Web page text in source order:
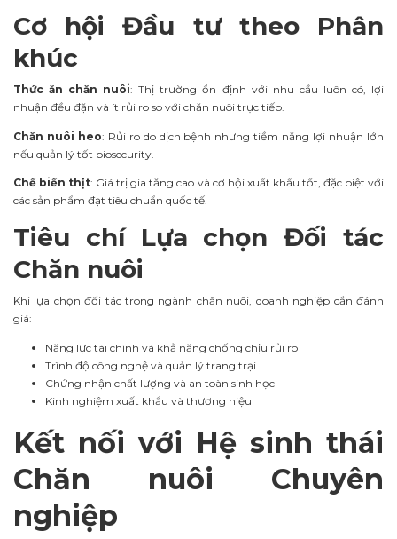
Cơ hội Đầu tư theo Phân
khúc
Thức ăn chăn nuôi: Thị trường ổn định với nhu cầu luôn có, lợi
nhuận đều đặn và ít rủi ro so với chăn nuôi trực tiếp.
Chăn nuôi heo: Rủi ro do dịch bệnh nhưng tiềm năng lợi nhuận lớn
nếu quản lý tốt biosecurity.
Chế biến thịt: Giá trị gia tăng cao và cơ hội xuất khẩu tốt, đặc biệt với
các sản phẩm đạt tiêu chuẩn quốc tế.
Tiêu chí Lựa chọn Đối tác
Chăn nuôi
Khi lựa chọn đối tác trong ngành chăn nuôi, doanh nghiệp cần đánh
giá:
Năng lực tài chính và khả năng chống chịu rủi ro
Trình độ công nghệ và quản lý trang trại
Chứng nhận chất lượng và an toàn sinh học
Kinh nghiệm xuất khẩu và thương hiệu
Kết nối với Hệ sinh thái
Chăn nuôi Chuyên
nghiệp